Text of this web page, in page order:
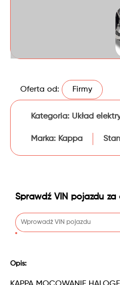
Oferta od: Firmy
Kategoria: Układ
Marka: Kappa
Sprawdź VIN pojazdu
Opis: